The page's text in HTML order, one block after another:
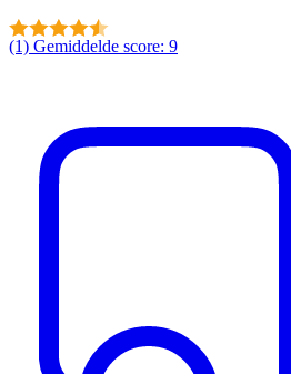
(1) Gemiddelde score: 9